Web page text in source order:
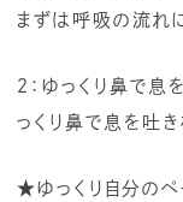
まずは呼吸の流れ
２：ゆっくり鼻で息
っくり鼻で息を吐き
★ゆっくり自分のペ